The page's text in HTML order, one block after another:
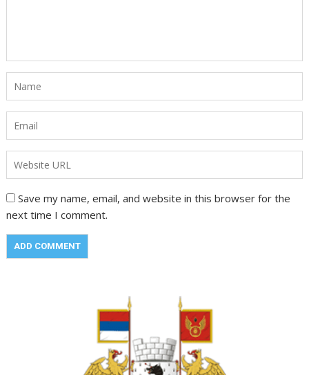
Save my name, email, and website in this browser for the
next time I comment.